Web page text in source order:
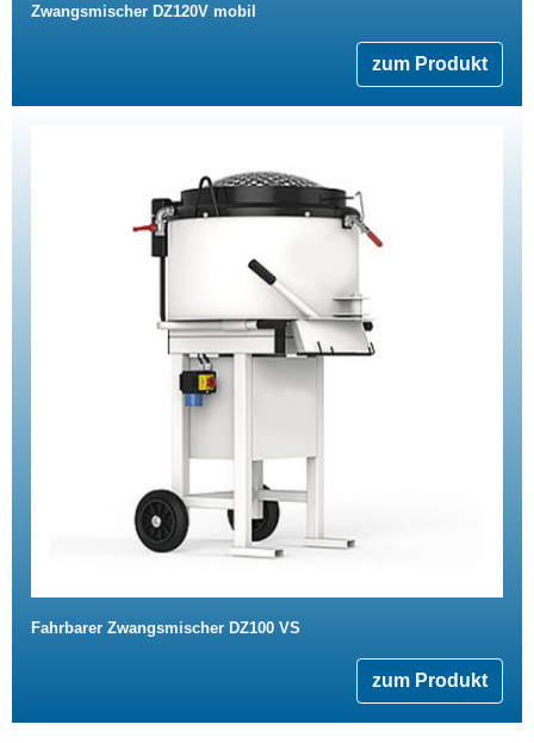
Zwangsmischer DZ120V mobil
zum Produkt
Fahrbarer Zwangsmischer DZ100 VS
zum Produkt